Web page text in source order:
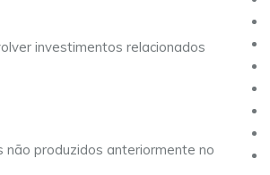
investimentos relacionados
produzidos anteriormente no